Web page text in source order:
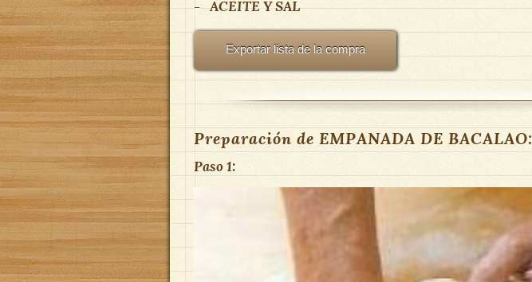
- ACEITE Y SAL
Exportar lista de la compra
Preparación de EMPANADA DE BACALAO:
Paso 1: